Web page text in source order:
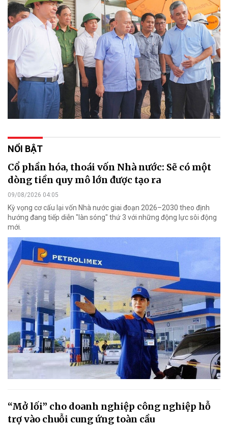
NỔI BẬT
Cổ phần hóa, thoái vốn Nhà nước: Sẽ có một
dòng tiền quy mô lớn được tạo ra
09/08/2026 04:05
Kỳ vọng cơ cấu lại vốn Nhà nước giai đoạn 2026–2030 theo định
hướng đang tiếp diễn "làn sóng" thứ 3 với những động lực sôi động
mới.
“Mở lối” cho doanh nghiệp công nghiệp hỗ
trợ vào chuỗi cung ứng toàn cầu